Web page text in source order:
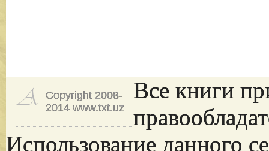
Copyright 2008-
2014 www.txt.uz
Все книги
Использование данного